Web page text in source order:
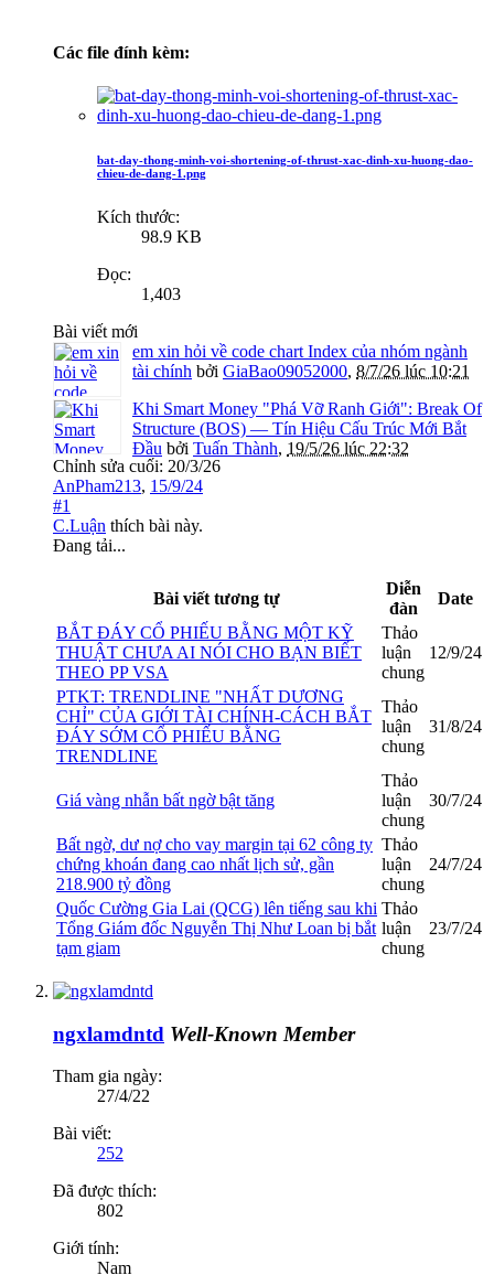
Các file đính kèm:
bat-day-thong-minh-voi-shortening-of-thrust-xac-dinh-xu-huong-dao-
chieu-de-dang-1.png
Kích thước:
98.9 KB
Đọc:
1,403
Bài viết mới
em xin hỏi về code chart Index của nhóm ngành
tài chính bởi GiaBao09052000, 8/7/26 lúc 10:21
Khi Smart Money "Phá Vỡ Ranh Giới": Break Of
Structure (BOS) — Tín Hiệu Cấu Trúc Mới Bắt
Đầu bởi Tuấn Thành, 19/5/26 lúc 22:32
Chỉnh sửa cuối: 20/3/26
AnPham213, 15/9/24
#1
C.Luận thích bài này.
Đang tải...
Bài viết tương tự
Diễn
đàn
Date
BẮT ĐÁY CỔ PHIẾU BẰNG MỘT KỸ
THUẬT CHƯA AI NÓI CHO BẠN BIẾT
THEO PP VSA
Thảo
luận
chung
12/9/24
PTKT: TRENDLINE "NHẤT DƯƠNG
CHỈ" CỦA GIỚI TÀI CHÍNH-CÁCH BẮT
ĐÁY SỚM CỔ PHIẾU BẰNG
TRENDLINE
Thảo
luận
chung
31/8/24
Giá vàng nhẫn bất ngờ bật tăng
Thảo
luận
chung
30/7/24
Bất ngờ, dư nợ cho vay margin tại 62 công ty
chứng khoán đang cao nhất lịch sử, gần
218.900 tỷ đồng
Thảo
luận
chung
24/7/24
Quốc Cường Gia Lai (QCG) lên tiếng sau khi
Tổng Giám đốc Nguyễn Thị Như Loan bị bắt
tạm giam
Thảo
luận
chung
23/7/24
ngxlamdntd Well-Known Member
Tham gia ngày:
27/4/22
Bài viết:
252
Đã được thích:
802
Giới tính:
Nam